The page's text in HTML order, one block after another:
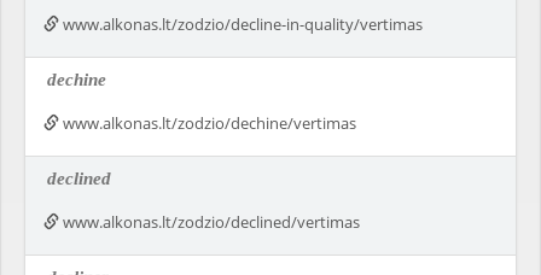
www.alkonas.lt/zodzio/decline-in-quality/vertimas
dechine
www.alkonas.lt/zodzio/dechine/vertimas
declined
www.alkonas.lt/zodzio/declined/vertimas